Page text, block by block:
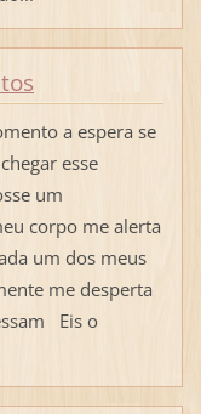
a espera se
esse
um
corpo me alerta
um dos meus
me desperta
Eis o